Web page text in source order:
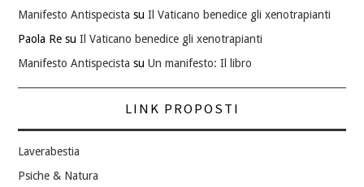
Manifesto Antispecista suIl Vaticano benedice gli xenotrapianti
Paola Re suIl Vaticano benedice gli xenotrapianti
Manifesto Antispecista suUn manifesto: Il libro
LINK PROPOSTI
Laverabestia
Psiche & Natura